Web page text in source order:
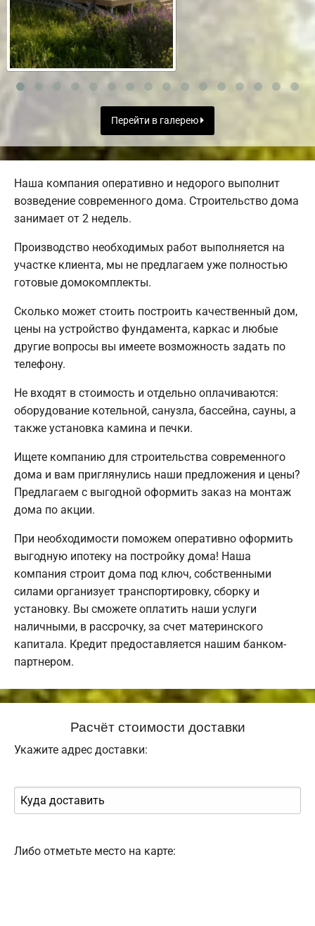
Перейти в галерею
Наша компания оперативно и недорого выполнит
возведение современного дома. Строительство дома
занимает от 2 недель.
Производство необходимых работ выполняется на
участке клиента, мы не предлагаем уже полностью
готовые домокомплекты.
Сколько может стоить построить качественный дом,
цены на устройство фундамента, каркас и любые
другие вопросы вы имеете возможность задать по
телефону.
Не входят в стоимость и отдельно оплачиваются:
оборудование котельной, санузла, бассейна, сауны, а
также установка камина и печки.
Ищете компанию для строительства современного
дома и вам приглянулись наши предложения и цены?
Предлагаем с выгодной оформить заказ на монтаж
дома по акции.
При необходимости поможем оперативно оформить
выгодную ипотеку на постройку дома! Наша
компания строит дома под ключ, собственными
силами организует транспортировку, сборку и
установку. Вы сможете оплатить наши услуги
наличными, в рассрочку, за счет материнского
капитала. Кредит предоставляется нашим банком-
партнером.
Расчёт стоимости доставки
Укажите адрес доставки:
Либо отметьте место на карте: